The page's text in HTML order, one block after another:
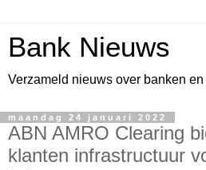
Bank Nieuws
Verzameld nieuws over banken
maandag 24 januari 2022
ABN AMRO Clearing
klanten infrastructuur